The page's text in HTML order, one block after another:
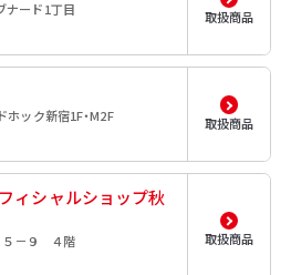
ナード1丁目
取扱商品
ック新宿1F・M2F
取扱商品
ィシャルショップ秋
５－９ ４階
取扱商品